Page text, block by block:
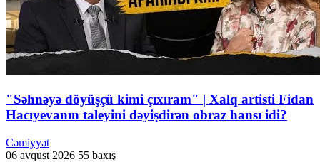
"Səhnəyə döyüşçü kimi çıxıram" | Xalq artisti Fidan
Hacıyevanın taleyini dəyişdirən obraz hansı idi?
Cəmiyyət
06 avqust 2026 55 baxış